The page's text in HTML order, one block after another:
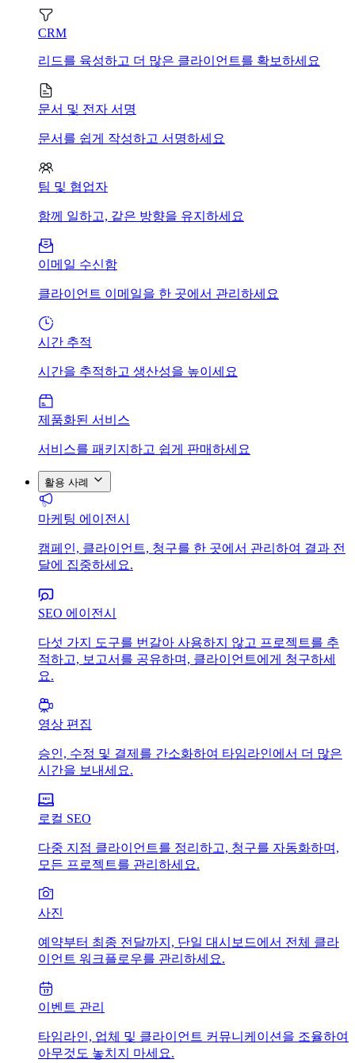
CRM
리드를 육성하고 더 많은 클라이언트를 확보하세요
문서 및 전자 서명
문서를 쉽게 작성하고 서명하세요
팀 및 협업자
함께 일하고, 같은 방향을 유지하세요
이메일 수신함
클라이언트 이메일을 한 곳에서 관리하세요
시간 추적
시간을 추적하고 생산성을 높이세요
제품화된 서비스
서비스를 패키지하고 쉽게 판매하세요
활용 사례
마케팅 에이전시
캠페인, 클라이언트, 청구를 한 곳에서 관리하여 결과 전
달에 집중하세요.
SEO 에이전시
다섯 가지 도구를 번갈아 사용하지 않고 프로젝트를 추
적하고, 보고서를 공유하며, 클라이언트에게 청구하세
요.
영상 편집
승인, 수정 및 결제를 간소화하여 타임라인에서 더 많은
시간을 보내세요.
로컬 SEO
다중 지점 클라이언트를 정리하고, 청구를 자동화하며,
모든 프로젝트를 관리하세요.
사진
예약부터 최종 전달까지, 단일 대시보드에서 전체 클라
이언트 워크플로우를 관리하세요.
이벤트 관리
타임라인, 업체 및 클라이언트 커뮤니케이션을 조율하여
아무것도 놓치지 마세요.